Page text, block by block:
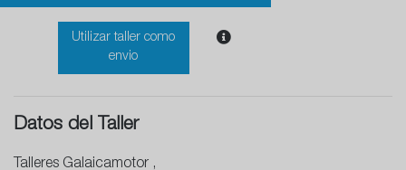
Utilizar taller como
envio
Datos del Taller
Talleres Galaicamotor ,